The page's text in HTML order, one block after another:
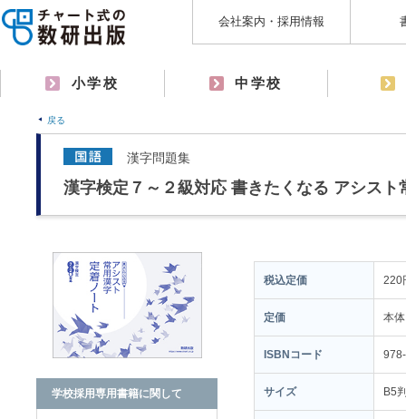
会社案内・採用情報
小学校 中学校
戻る
漢字問題集
漢字検定７～２級対応 書きたくなる アシス
税込定価 220
定価 本
ISBNコード
サイズ B5
学校採用専用書籍に関して